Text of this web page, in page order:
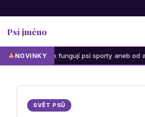
Psí jméno
NOVINKY
Jak fungují psí sporty aneb od agility po
SVĚT PSŮ